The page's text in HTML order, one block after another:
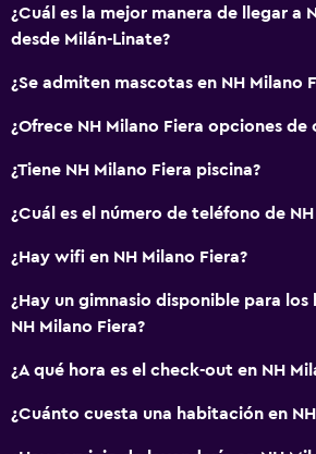
¿Cuál es la mejor manera de llegar a
desde Milán-Linate?
¿Se admiten mascotas en NH Milano
¿Ofrece NH Milano Fiera opciones de
¿Tiene NH Milano Fiera piscina?
¿Cuál es el número de teléfono de
¿Hay wifi en NH Milano Fiera?
¿Hay un gimnasio disponible para los
NH Milano Fiera?
¿A qué hora es el check-out en NH
¿Cuánto cuesta una habitación en